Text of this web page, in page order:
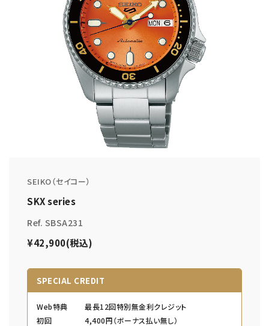
SEIKO（セイコー）
SKX series
Ref. SBSA231
¥42,900(税込)
SPECIAL CREDIT
Web特典
最長12回特別無金利クレジット
初回
4,400円（ボーナス払い無し）